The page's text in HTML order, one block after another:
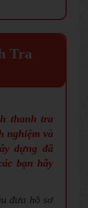
Tra
thanh tra
nghiệm và
dựng đã
bạn hãy
đưa hồ sơ